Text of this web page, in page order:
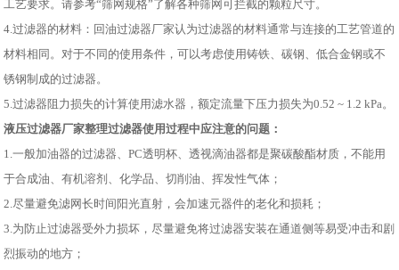
工艺要求。请参考“筛网规格”了解各种筛网可拦截的颗粒尺寸。
4.过滤器的材料：回油过滤器厂家认为过滤器的材料通常与连接的工艺管道的
材料相同。对于不同的使用条件，可以考虑使用铸铁、碳钢、低合金钢或不
锈钢制成的过滤器。
5.过滤器阻力损失的计算使用滤水器，额定流量下压力损失为0.52 ~ 1.2 kPa。
液压过滤器厂家整理过滤器使用过程中应注意的问题：
1.一般加油器的过滤器、PC透明杯、透视滴油器都是聚碳酸酯材质，不能用
于合成油、有机溶剂、化学品、切削油、挥发性气体；
2.尽量避免滤网长时间阳光直射，会加速元器件的老化和损耗；
3.为防止过滤器受外力损坏，尽量避免将过滤器安装在通道侧等易受冲击和剧
烈振动的地方；